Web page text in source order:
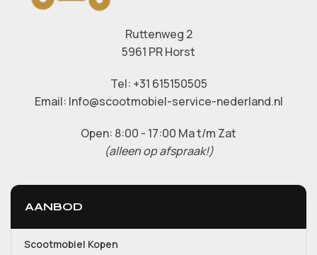
Ruttenweg 2
5961 PR Horst
Tel: +31 615150505
Email: Info@scootmobiel-service-nederland.nl
Open: 8:00 - 17:00 Ma t/m Zat
(alleen op afspraak!)
AANBOD
Scootmobiel Kopen